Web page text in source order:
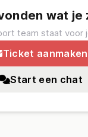
wat je
team staat voor
Ticket aanmaken
Start een chat